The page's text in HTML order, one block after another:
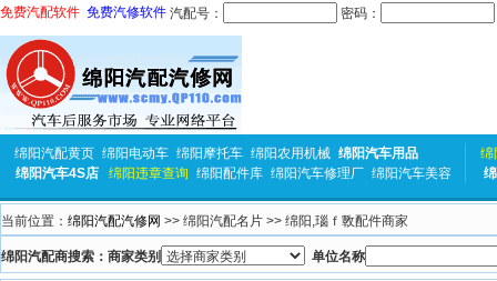
免费汽配软件 免费汽修软件 汽配号： 密码：
绵阳汽配黄页 绵阳电动车 绵阳摩托车 绵阳农用机械 绵阳汽车用品
绵阳汽车4S店
绵阳违章查询 绵阳配件库 绵阳汽车修理厂 绵阳汽车美容
绵
当前位置： 绵阳汽配汽修网 >> 绵阳汽配名片 >> 绵阳,瑙ｆ斁配件商家
绵阳汽配商搜索：商家类别 单位名称